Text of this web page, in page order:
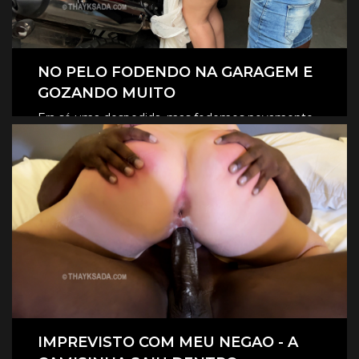
NO PELO FODENDO NA GARAGEM E
GOZANDO MUITO
Era só uma despedida, mas fodemos novamente
na garagem, e claro que foi no pelo, eles
revesaram gozar dentro de mim.
CLIQUE AQUI E ASSISTA
IMPREVISTO COM MEU NEGAO - A